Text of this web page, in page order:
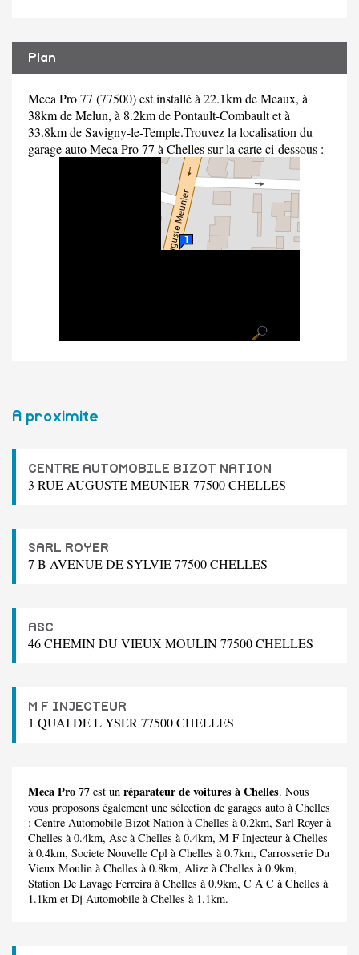
Plan
Meca Pro 77 (77500) est installé à 22.1km de Meaux, à
38km de Melun, à 8.2km de Pontault-Combault et à
33.8km de Savigny-le-Temple.Trouvez la localisation du
garage auto Meca Pro 77 à Chelles sur la carte ci-dessous :
A proximite
CENTRE AUTOMOBILE BIZOT NATION
3 RUE AUGUSTE MEUNIER 77500 CHELLES
SARL ROYER
7 B AVENUE DE SYLVIE 77500 CHELLES
ASC
46 CHEMIN DU VIEUX MOULIN 77500 CHELLES
M F INJECTEUR
1 QUAI DE L YSER 77500 CHELLES
Meca Pro 77 est un réparateur de voitures à Chelles. Nous
vous proposons également une sélection de garages auto à Chelles
: Centre Automobile Bizot Nation à Chelles à 0.2km, Sarl Royer à
Chelles à 0.4km, Asc à Chelles à 0.4km, M F Injecteur à Chelles
à 0.4km, Societe Nouvelle Cpl à Chelles à 0.7km, Carrosserie Du
Vieux Moulin à Chelles à 0.8km, Alize à Chelles à 0.9km,
Station De Lavage Ferreiraà Chelles à 0.9km, C A C à Chelles à
1.1km et Dj Automobile à Chelles à 1.1km.